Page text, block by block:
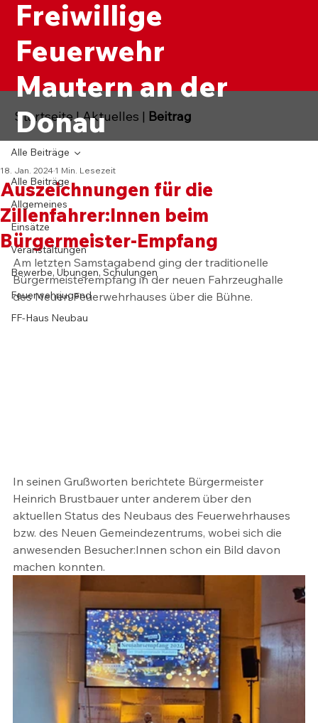
Freiwillige
Feuerwehr
Mautern an der
Donau
Alle Beiträge
Allgemeines
Einsätze
Veranstaltungen
Bewerbe, Übungen, Schulungen
Feuerwehrjugend
FF-Haus Neubau
Alle Beiträge
Auszeichnungen für die
Zillenfahrer:Innen beim
Bürgermeister-Empfang
18. Jan. 2024 1 Min. Lesezeit
Am letzten Samstagabend ging der traditionelle
Bürgermeisterempfang in der neuen Fahrzeughalle
des Neuen Feuerwehrhauses über die Bühne.
In seinen Grußworten berichtete Bürgermeister
Heinrich Brustbauer unter anderem über den
aktuellen Status des Neubaus des Feuerwehrhauses
bzw. des Neuen Gemeindezentrums, wobei sich die
anwesenden Besucher:Innen schon ein Bild davon
machen konnten.
Startseite|Aktuelles | Beitrag